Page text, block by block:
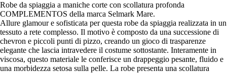
Robe da spiaggia a maniche corte con scollatura profonda
COMPLEMENTOS della marca Selmark Mare.
Allure glamour e sofisticata per questa robe da spiaggia realizzata in un
tessuto a rete complesso. Il motivo è composto da una successione di
chevron e piccoli punti di pizzo, creando un gioco di trasparenze
elegante che lascia intravedere il costume sottostante. Interamente in
viscosa, questo materiale le conferisce un drappeggio pesante, fluido e
una morbidezza setosa sulla pelle. La robe presenta una scollatura